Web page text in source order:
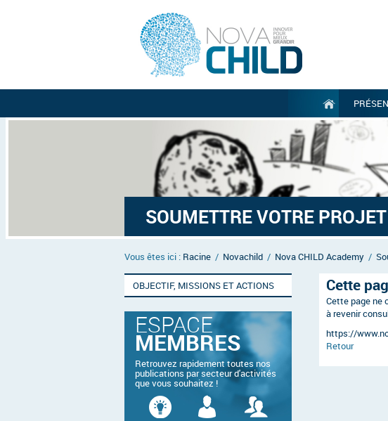
SOUMETTRE VOTRE PROJET
Vous êtes ici : Racine / Novachild / Nova CHILD Academy /
Cette
Cette page ne
à revenir
https://
Retour
OBJECTIF, MISSIONS ET ACTIONS
ESPACE
MEMBRES
Retrouvez rapidement toutes nos
publications par secteur d'activités
que vous souhaitez !